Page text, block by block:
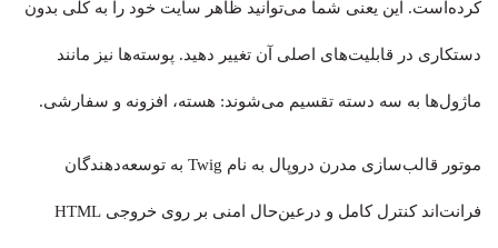
کرده‌است. این یعنی شما می‌توانید ظاهر سایت خود را به کلی بدون
دستکاری در قابلیت‌های اصلی آن تغییر دهید. پوسته‌ها نیز مانند
ماژول‌ها به سه دسته تقسیم می‌شوند: هسته، افزونه و سفارشی.
موتور قالب‌سازی مدرن دروپال به نام Twig به توسعه‌دهندگان
فرانت‌اند کنترل کامل و درعین‌حال امنی بر روی خروجی HTML